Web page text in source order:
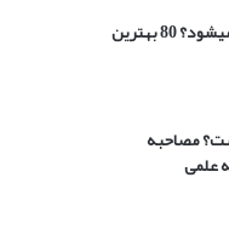
جشن سده کجا برگزار میشود؟ 80 بهترین
مصاحبه
علمی